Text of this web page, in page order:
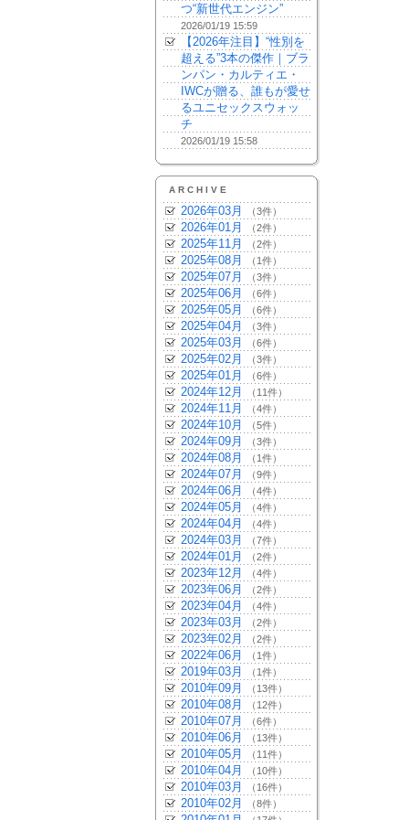
つ“新世代エンジン”
2026/01/19 15:59
【2026年注目】“性別を
超える”3本の傑作｜ブラ
ンパン・カルティエ・
IWCが贈る、誰もが愛せ
るユニセックスウォッ
チ
2026/01/19 15:58
ARCHIVE
2026年03月 （3件）
2026年01月 （2件）
2025年11月 （2件）
2025年08月 （1件）
2025年07月 （3件）
2025年06月 （6件）
2025年05月 （6件）
2025年04月 （3件）
2025年03月 （6件）
2025年02月 （3件）
2025年01月 （6件）
2024年12月 （11件）
2024年11月 （4件）
2024年10月 （5件）
2024年09月 （3件）
2024年08月 （1件）
2024年07月 （9件）
2024年06月 （4件）
2024年05月 （4件）
2024年04月 （4件）
2024年03月 （7件）
2024年01月 （2件）
2023年12月 （4件）
2023年06月 （2件）
2023年04月 （4件）
2023年03月 （2件）
2023年02月 （2件）
2022年06月 （1件）
2019年03月 （1件）
2010年09月 （13件）
2010年08月 （12件）
2010年07月 （6件）
2010年06月 （13件）
2010年05月 （11件）
2010年04月 （10件）
2010年03月 （16件）
2010年02月 （8件）